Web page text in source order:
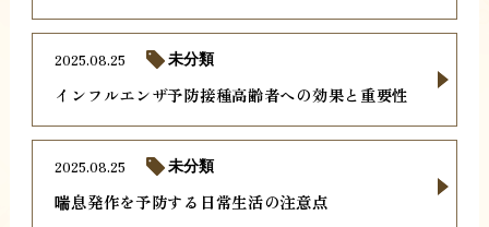
インフルエンザ予防接種高齢者への効果と重要性
2025.08.25 未分類
喘息発作を予防する日常生活の注意点
2025.08.25 未分類